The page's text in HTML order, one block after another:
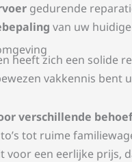
gedurende
van uw
heeft zich een solide
vakkennis bent
verschillende
tot ruime
voor een eerlijke prijs,